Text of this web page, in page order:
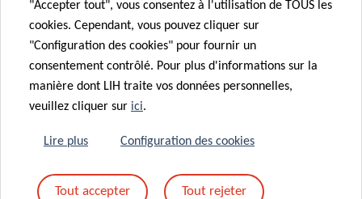
En envoyant votre message, vous acceptez
"Accepter tout", vous consentez à l'utilisation de TOUS les
cookies. Cependant, vous pouvez cliquer sur
"Configuration des cookies" pour fournir un
consentement contrôlé. Pour plus d'informations sur la
manière dont LIH traite vos données personnelles,
veuillez cliquer sur ici.
Lire plus Configuration des cookies
Tout accepter Tout rejeter